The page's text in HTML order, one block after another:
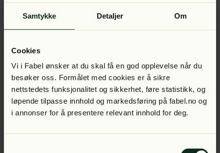
Samtykke Detaljer Om
Cookies
Vi i Fabel ønsker at du skal få en god opplevelse når du
besøker oss. Formålet med cookies er å sikre
nettstedets funksjonalitet og sikkerhet, føre statistikk, og
løpende tilpasse innhold og markedsføring på fabel.no og
i annonser for å presentere relevant innhold for deg.